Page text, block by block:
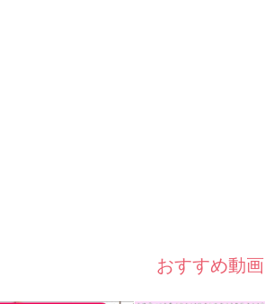
おすすめ動画